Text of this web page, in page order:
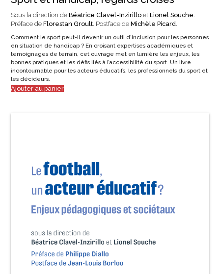
Sous la direction de Béatrice Clavel-Inzirilloet Lionel Souche.
Préface de Florestan Groult. Postface de Michèle Picard.
Comment le sport peut-il devenir un outil d’inclusion pour les personnes
en situation de handicap ? En croisant expertises académiques et
témoignages de terrain, cet ouvrage met en lumière les enjeux, les
bonnes pratiques et les défis liés à l’accessibilité du sport. Un livre
incontournable pour les acteurs éducatifs, les professionnels du sport et
les décideurs.
Ajouter au panier